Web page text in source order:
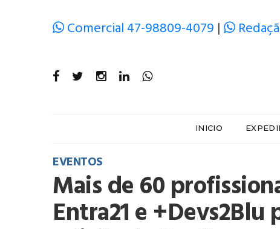
Comercial 47-98809-4079 |
INICIO
EVENTOS
Mais de 60
Entra21 e +Devs2Blu